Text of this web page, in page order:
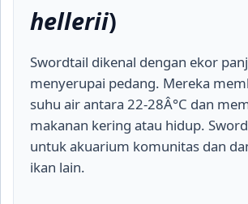
hellerii)
Swordtail dikenal dengan ekor
menyerupai pedang. Mereka
suhu air antara 22-28Â°C dan
makanan kering atau hidup.
untuk akuarium komunitas dan
ikan lain.